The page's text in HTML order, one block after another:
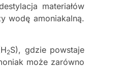
materiałów
wodę amoniakalną.
2S), gdzie powstaje
może zarówno